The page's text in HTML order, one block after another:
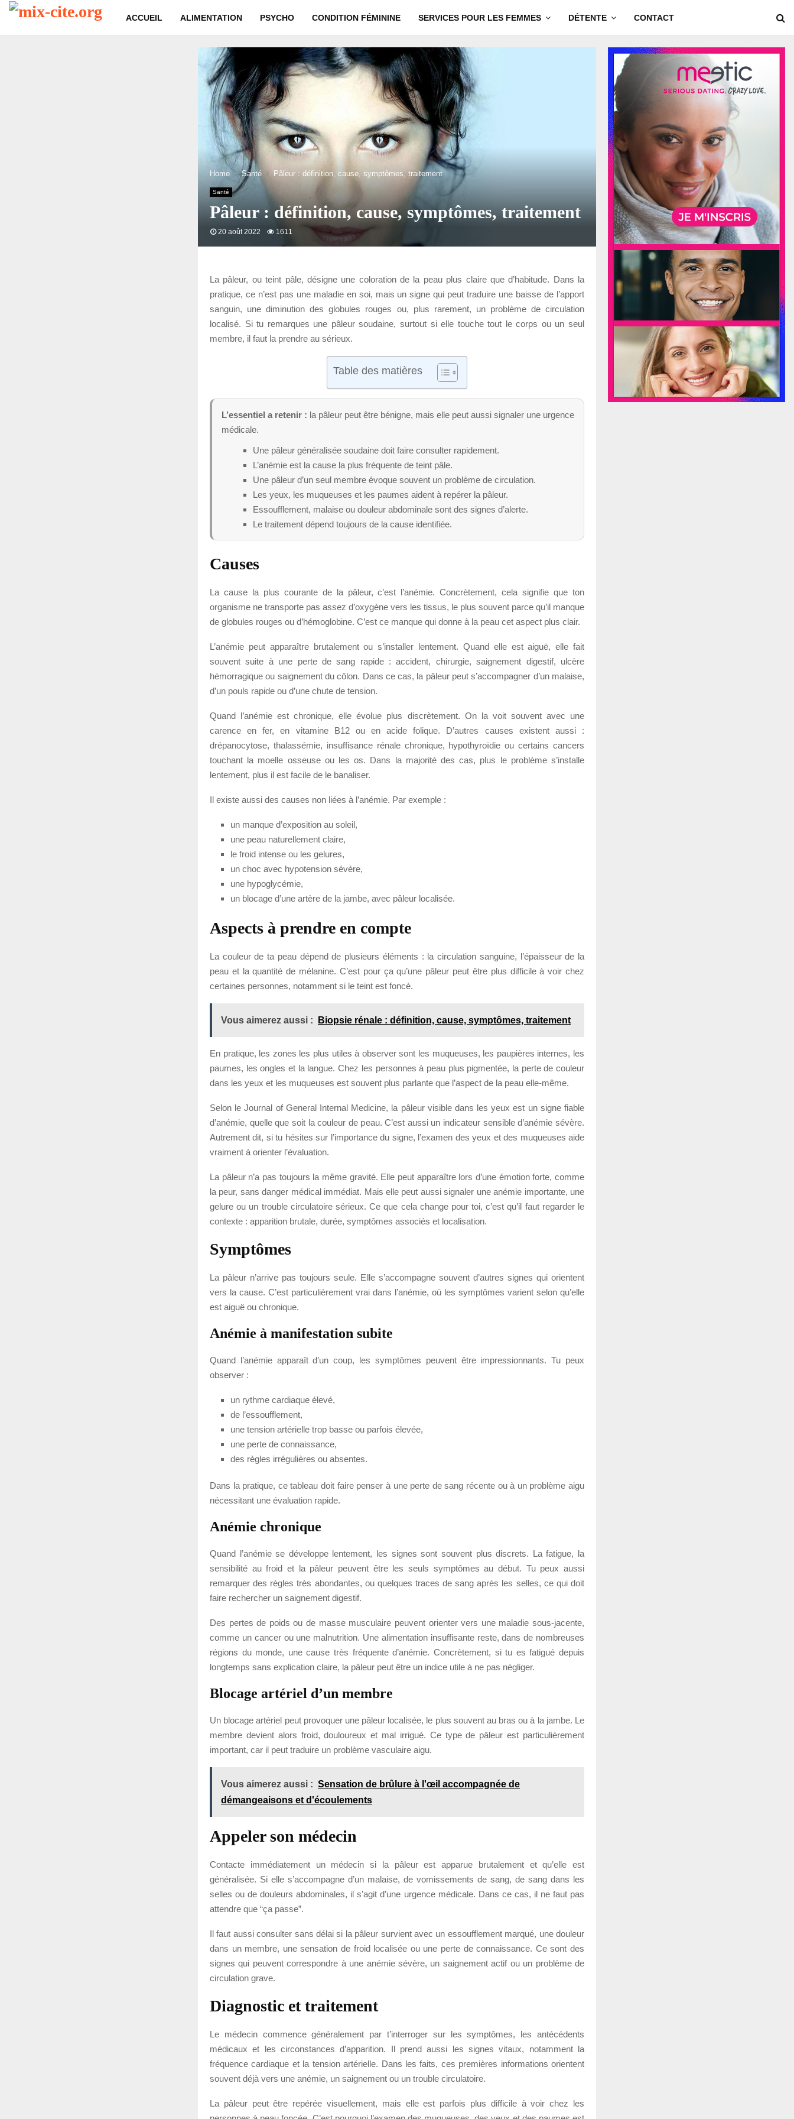
ACCUEIL ALIMENTATION PSYCHO CONDITION FÉMININE SERVICES POUR LES FEMMES DÉTENTE CONTACT
Home Santé Pâleur : définition, cause, symptômes, traitement
Santé
Pâleur : définition, cause, symptômes, traitement
20 août 2022 1611
La pâleur, ou teint pâle, désigne une coloration de la peau plus claire que d’habitude. Dans la
pratique, ce n’est pas une maladie en soi, mais un signe qui peut traduire une baisse de l’apport
sanguin, une diminution des globules rouges ou, plus rarement, un problème de circulation
localisé. Si tu remarques une pâleur soudaine, surtout si elle touche tout le corps ou un seul
membre, il faut la prendre au sérieux.
Table des matières
L’essentiel a retenir : la pâleur peut être bénigne, mais elle peut aussi signaler une urgence
médicale.
Une pâleur généralisée soudaine doit faire consulter rapidement.
L’anémie est la cause la plus fréquente de teint pâle.
Une pâleur d’un seul membre évoque souvent un problème de circulation.
Les yeux, les muqueuses et les paumes aident à repérer la pâleur.
Essoufflement, malaise ou douleur abdominale sont des signes d’alerte.
Le traitement dépend toujours de la cause identifiée.
Causes
La cause la plus courante de la pâleur, c’est l’anémie. Concrètement, cela signifie que ton
organisme ne transporte pas assez d’oxygène vers les tissus, le plus souvent parce qu’il manque
de globules rouges ou d’hémoglobine. C’est ce manque qui donne à la peau cet aspect plus clair.
L’anémie peut apparaître brutalement ou s’installer lentement. Quand elle est aiguë, elle fait
souvent suite à une perte de sang rapide : accident, chirurgie, saignement digestif, ulcère
hémorragique ou saignement du côlon. Dans ce cas, la pâleur peut s’accompagner d’un malaise,
d’un pouls rapide ou d’une chute de tension.
Quand l’anémie est chronique, elle évolue plus discrètement. On la voit souvent avec une
carence en fer, en vitamine B12 ou en acide folique. D’autres causes existent aussi :
drépanocytose, thalassémie, insuffisance rénale chronique, hypothyroïdie ou certains cancers
touchant la moelle osseuse ou les os. Dans la majorité des cas, plus le problème s’installe
lentement, plus il est facile de le banaliser.
Il existe aussi des causes non liées à l’anémie. Par exemple :
un manque d’exposition au soleil,
une peau naturellement claire,
le froid intense ou les gelures,
un choc avec hypotension sévère,
une hypoglycémie,
un blocage d’une artère de la jambe, avec pâleur localisée.
Aspects à prendre en compte
La couleur de ta peau dépend de plusieurs éléments : la circulation sanguine, l’épaisseur de la
peau et la quantité de mélanine. C’est pour ça qu’une pâleur peut être plus difficile à voir chez
certaines personnes, notamment si le teint est foncé.
Vous aimerez aussi : Biopsie rénale : définition, cause, symptômes, traitement
En pratique, les zones les plus utiles à observer sont les muqueuses, les paupières internes, les
paumes, les ongles et la langue. Chez les personnes à peau plus pigmentée, la perte de couleur
dans les yeux et les muqueuses est souvent plus parlante que l’aspect de la peau elle-même.
Selon le Journal of General Internal Medicine, la pâleur visible dans les yeux est un signe fiable
d’anémie, quelle que soit la couleur de peau. C’est aussi un indicateur sensible d’anémie sévère.
Autrement dit, si tu hésites sur l’importance du signe, l’examen des yeux et des muqueuses aide
vraiment à orienter l’évaluation.
La pâleur n’a pas toujours la même gravité. Elle peut apparaître lors d’une émotion forte, comme
la peur, sans danger médical immédiat. Mais elle peut aussi signaler une anémie importante, une
gelure ou un trouble circulatoire sérieux. Ce que cela change pour toi, c’est qu’il faut regarder le
contexte : apparition brutale, durée, symptômes associés et localisation.
Symptômes
La pâleur n’arrive pas toujours seule. Elle s’accompagne souvent d’autres signes qui orientent
vers la cause. C’est particulièrement vrai dans l’anémie, où les symptômes varient selon qu’elle
est aiguë ou chronique.
Anémie à manifestation subite
Quand l’anémie apparaît d’un coup, les symptômes peuvent être impressionnants. Tu peux
observer :
un rythme cardiaque élevé,
de l’essoufflement,
une tension artérielle trop basse ou parfois élevée,
une perte de connaissance,
des règles irrégulières ou absentes.
Dans la pratique, ce tableau doit faire penser à une perte de sang récente ou à un problème aigu
nécessitant une évaluation rapide.
Anémie chronique
Quand l’anémie se développe lentement, les signes sont souvent plus discrets. La fatigue, la
sensibilité au froid et la pâleur peuvent être les seuls symptômes au début. Tu peux aussi
remarquer des règles très abondantes, ou quelques traces de sang après les selles, ce qui doit
faire rechercher un saignement digestif.
Des pertes de poids ou de masse musculaire peuvent orienter vers une maladie sous-jacente,
comme un cancer ou une malnutrition. Une alimentation insuffisante reste, dans de nombreuses
régions du monde, une cause très fréquente d’anémie. Concrètement, si tu es fatigué depuis
longtemps sans explication claire, la pâleur peut être un indice utile à ne pas négliger.
Blocage artériel d’un membre
Un blocage artériel peut provoquer une pâleur localisée, le plus souvent au bras ou à la jambe. Le
membre devient alors froid, douloureux et mal irrigué. Ce type de pâleur est particulièrement
important, car il peut traduire un problème vasculaire aigu.
Vous aimerez aussi : Sensation de brûlure à l'œil accompagnée de
démangeaisons et d'écoulements
Appeler son médecin
Contacte immédiatement un médecin si la pâleur est apparue brutalement et qu’elle est
généralisée. Si elle s’accompagne d’un malaise, de vomissements de sang, de sang dans les
selles ou de douleurs abdominales, il s’agit d’une urgence médicale. Dans ce cas, il ne faut pas
attendre que “ça passe”.
Il faut aussi consulter sans délai si la pâleur survient avec un essoufflement marqué, une douleur
dans un membre, une sensation de froid localisée ou une perte de connaissance. Ce sont des
signes qui peuvent correspondre à une anémie sévère, un saignement actif ou un problème de
circulation grave.
Diagnostic et traitement
Le médecin commence généralement par t’interroger sur les symptômes, les antécédents
médicaux et les circonstances d’apparition. Il prend aussi les signes vitaux, notamment la
fréquence cardiaque et la tension artérielle. Dans les faits, ces premières informations orientent
souvent déjà vers une anémie, un saignement ou un trouble circulatoire.
La pâleur peut être repérée visuellement, mais elle est parfois plus difficile à voir chez les